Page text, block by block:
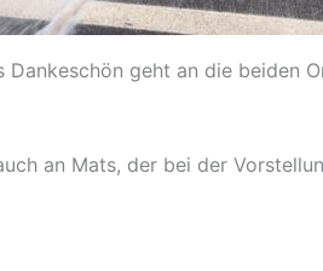
Dankeschön geht an die beiden
an Mats, der bei der